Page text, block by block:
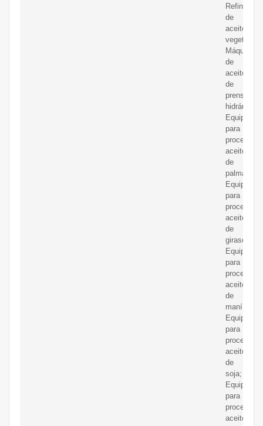
Refinería
de
aceite
vegetal;
Máquina
de
aceite
de
prensa
hidráulica;
Equipos
para
procesar
aceite
de
palma;
Equipos
para
procesar
aceite
de
girasol;
Equipos
para
procesar
aceite
de
maní;
Equipos
para
procesar
aceite
de
soja;
Equipos
para
procesar
aceite